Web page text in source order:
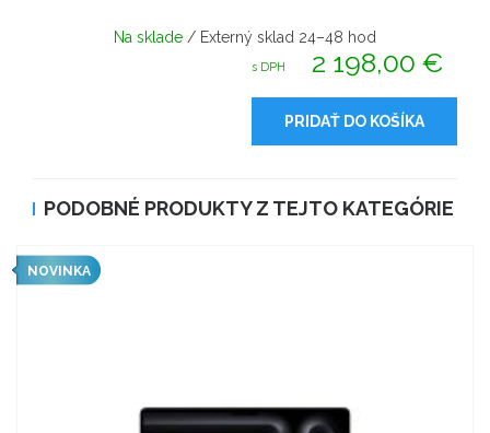
Na sklade / Externý sklad 24–48 hod
s DPH 2 198,00 €
PRIDAŤ DO KOŠÍKA
PODOBNÉ PRODUKTY Z TEJTO KATEGÓRIE
NOVINKA